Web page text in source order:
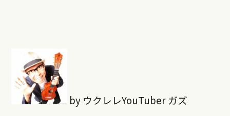
by ウクレレYouTuber ガズ